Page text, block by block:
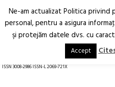
Arhitectură.
Oraș.
ISSN 3008-2986 ISSN-L 2069-721X
Ne-am actualizat Politica privind
personal, pentru a asigura
şi protejăm datele dvs. cu
Accept